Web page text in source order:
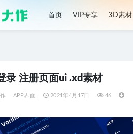
首页 VIP专享 3D素材
录 注册页面ui .xd素材
APP界面 2021年4月17日 46